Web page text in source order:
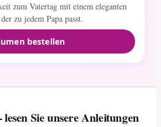
zum Vatertag mit einem eleganten
zu jedem Papa passt.
bestellen
Sie unsere Anleitungen